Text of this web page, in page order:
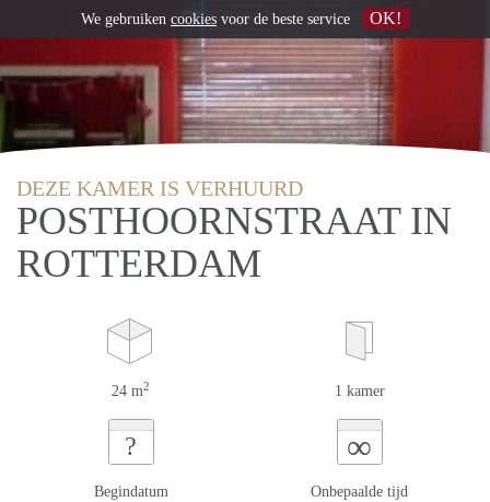
DEZE KAMER IS VERHUURD
POSTHOORNSTRAAT IN
ROTTERDAM
24 m2 1 kamer
?
Begindatum
∞
Onbepaalde tijd
We gebruiken cookies voor de beste service OK!